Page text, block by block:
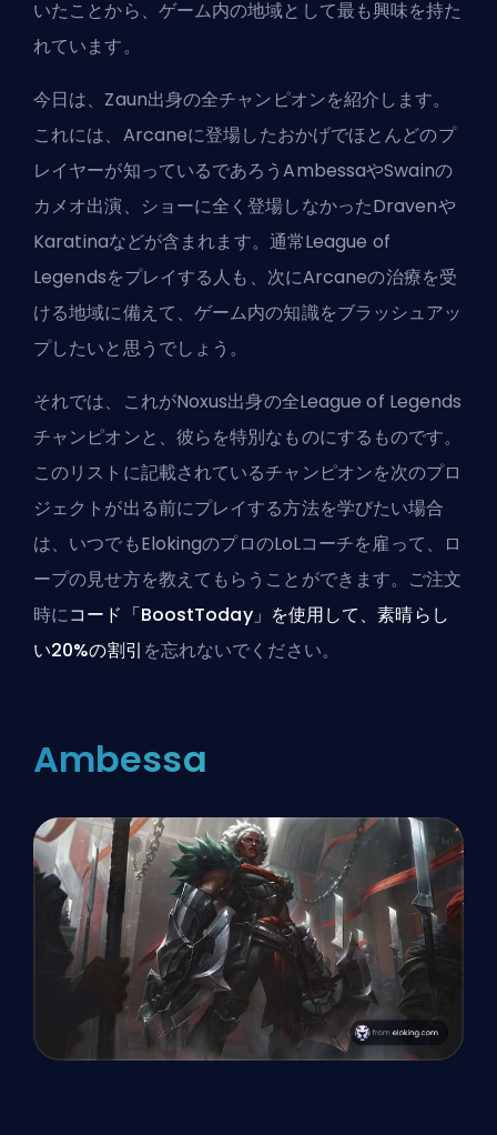
いたことから、ゲーム内の地域として最も興味を持た
れています。
今日は、Zaun出身の全チャンピオンを紹介します。
これには、Arcaneに登場したおかげでほとんどのプ
レイヤーが知っているであろうAmbessaやSwainの
カメオ出演、ショーに全く登場しなかったDravenや
Karatinaなどが含まれます。通常League of
Legendsをプレイする人も、次にArcaneの治療を受
ける地域に備えて、ゲーム内の知識をブラッシュアッ
プしたいと思うでしょう。
それでは、これがNoxus出身の全League of Legends
チャンピオンと、彼らを特別なものにするものです。
このリストに記載されているチャンピオンを次のプロ
ジェクトが出る前にプレイする方法を学びたい場合
は、いつでもElokingのプロのLoLコーチを雇って、ロ
ープの見せ方を教えてもらうことができます。ご注文
時にコード「BoostToday」を使用して、素晴らし
い20%の割引 を忘れないでください。
Ambessa